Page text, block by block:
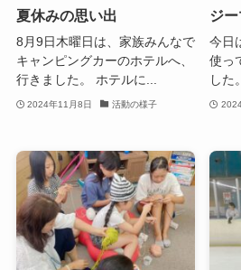
夏休みの思い出
8月9日木曜日は、家族みんなで
キャンピングカーのホテルへ、
行きました。 ホテルに...
2024年11月8日 活動の様子
ジ
今日
使っ
した